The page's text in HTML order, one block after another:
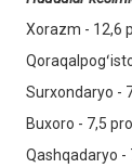
Xorazm - 12,6
Surxondaryo -
Buxoro - 7,5
Qashqadaryo -